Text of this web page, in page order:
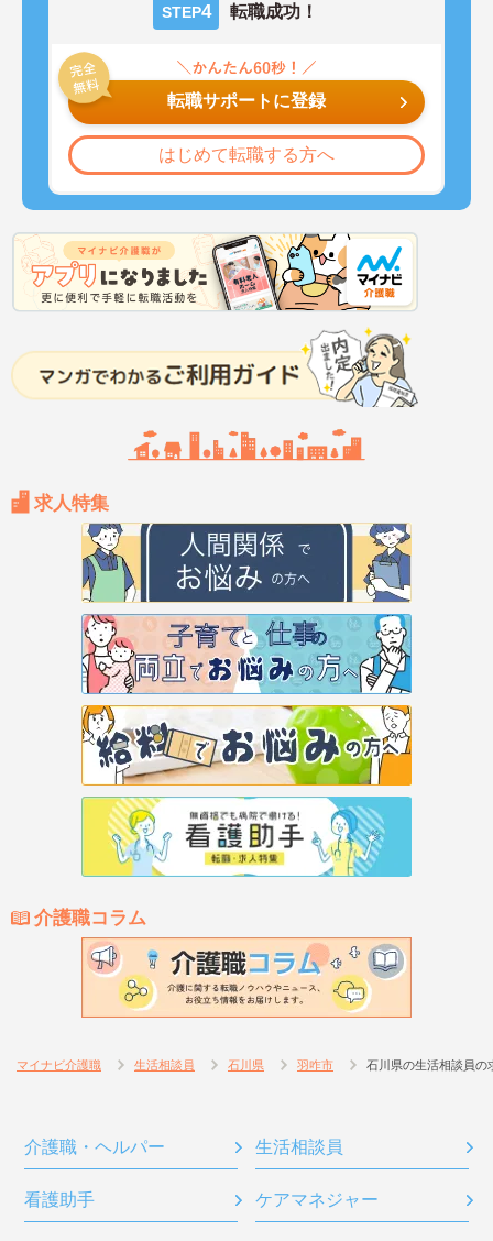
STEP4 転職成功！
転職サポートに登録
はじめて転職する方へ
求人特集
介護職コラム
マイナビ介護職 生活相談員 石川県 羽咋市 石川県の生活相談員の
介護職・ヘルパー 生活相談員
看護助手 ケアマネジャー